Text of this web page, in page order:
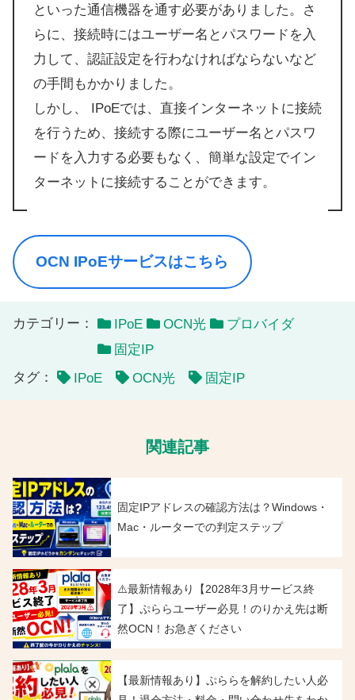
といった通信機器を通す必要がありました。さ
らに、接続時にはユーザー名とパスワードを入
力して、認証設定を行わなければならないなど
の手間もかかりました。
しかし、 IPoEでは、直接インターネットに接続
を行うため、接続する際にユーザー名とパスワ
ードを入力する必要もなく、簡単な設定でイン
ターネットに接続することができます。
OCN IPoEサービスはこちら
カテゴリー： IPoE OCN光
プロバイダ
固定IP
タグ：
IPoE OCN光 固定IP
関連記事
固定IPアドレスの確認方法は？Windows・
Mac・ルーターでの判定ステップ
⚠️最新情報あり【2028年3月サービス終
了】ぷららユーザー必見！のりかえ先は断
然OCN！お急ぎください
【最新情報あり】ぷららを解約したい人必